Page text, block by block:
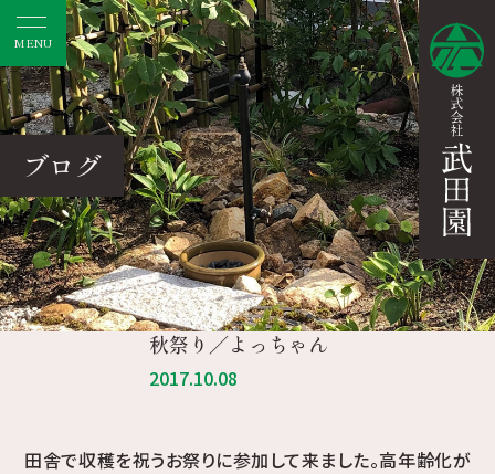
MENU
ブログ
秋祭り／よっちゃん
2017.10.08
田舎で収穫を祝うお祭りに参加して来ました。高年齢化が